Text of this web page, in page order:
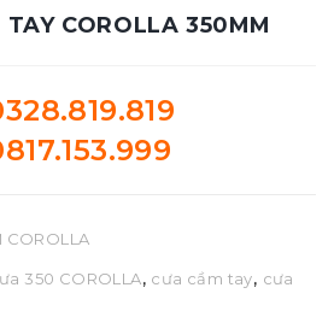
COROLLA 350MM
COROLLA
350 COROLLA, cưa cầm tay, cưa